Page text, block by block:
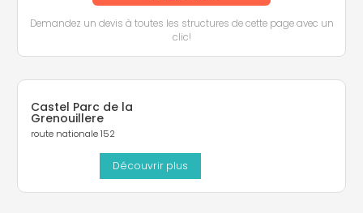
Demandez un devis à toutes les structures de cette page avec un
clic!
Castel Parc de la
Grenouillere
route nationale 152
Découvrir plus